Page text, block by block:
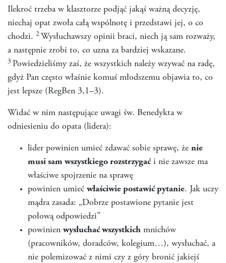
Ilekroć trzeba w klasztorze podjąć jakąś ważną decyzję,
niechaj opat zwoła całą wspólnotę i przedstawi jej, o co
chodzi. 2 Wysłuchawszy opinii braci, niech ją sam rozważy,
a następnie zrobi to, co uzna za bardziej wskazane.
3 Powiedzieliśmy zaś, że wszystkich należy wzywać na radę,
gdyż Pan często właśnie komuś młodszemu objawia to, co
jest lepsze (RegBen 3,1–3).
Widać w nim następujące uwagi św. Benedykta w
odniesieniu do opata (lidera):
lider powinien umieć zdawać sobie sprawę, że nie
musi sam wszystkiego rozstrzygaći nie zawsze ma
właściwe spojrzenie na sprawę
powinien umieć właściwie postawić pytanie. Jak uczy
mądra zasada: „Dobrze postawione pytanie jest
połową odpowiedzi”
powinien wysłuchać wszystkich mnichów
(pracowników, doradców, kolegium…), wysłuchać, a
nie polemizować z nimi czy z góry bronić jakiejś